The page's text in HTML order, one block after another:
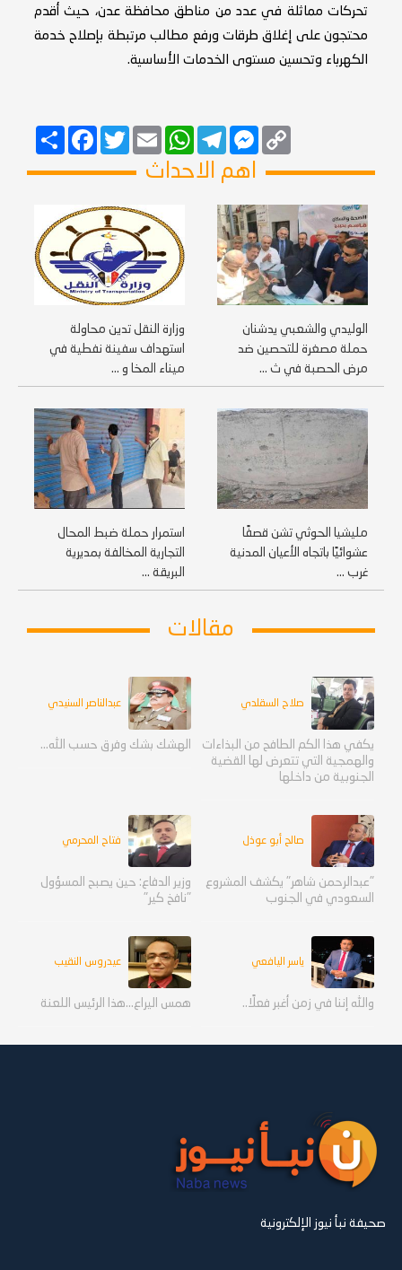
تحركات مماثلة في عدد من مناطق محافظة عدن، حيث أقدم
محتجون على إغلاق طرقات ورفع مطالب مرتبطة بإصلاح خدمة
الكهرباء وتحسين مستوى الخدمات الأساسية.
انشر
FacebookTwitterEmail
WhatsAppTelegram
MessengerCopy
Link
اهم الاحداث
الوليدي والشعبي يدشنان
حملة مصغرة للتحصين ضد
مرض الحصبة في ث ...
وزارة النقل تدين محاولة
استهداف سفينة نفطية في
ميناء المخا و ...
مليشيا الحوثي تشن قصفًا
عشوائيًا باتجاه الأعيان المدنية
غرب ...
استمرار حملة ضبط المحال
التجارية المخالفة بمديرية
البريقة ...
مقالات
صلاح السقلدي
يكفي هذا الكم الطافح من البذاءات
والهمجية التي تتعرض لها القضية
الجنوبية من داخلها
عبدالناصر السنيدي
الهشك بشك وفرق حسب الله...
صالح أبو عوذل
"عبدالرحمن شاهر" يكشف المشروع
السعودي في الجنوب
فتاح المحرمي
وزير الدفاع: حين يصبح المسؤول
"نافخ كير"
ياسر اليافعي
والله إننا في زمن أغبر فعلًا..
عيدروس النقيب
همس اليراع...هذا الرئيس اللعنة
صحيفة نبأ نيوز الإلكترونية